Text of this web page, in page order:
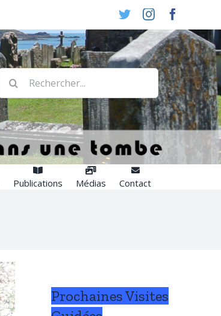
TwitterInstagram
Rechercher:
Publications Médias Contact
Prochaines Visites